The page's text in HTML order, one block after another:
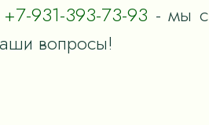
+7-931-393-73-93 - мы с
вопросы!